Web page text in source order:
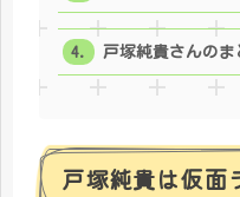
戸塚純貴さんのま
戸塚純貴は仮面